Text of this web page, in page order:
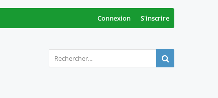
Connexion S'inscrire